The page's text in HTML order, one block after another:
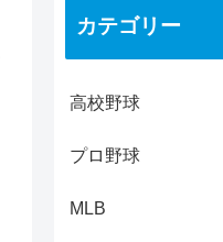
カテゴリー
高校野球
プロ野球
MLB